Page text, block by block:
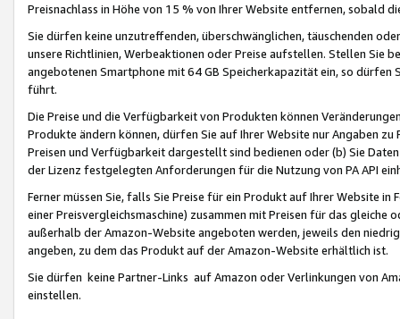
Preisnachlass in Höhe von 15 % von Ihrer Website entfernen, sobald
Sie dürfen keine unzutreffenden, überschwänglichen, täuschenden
unsere Richtlinien, Werbeaktionen oder Preise aufstellen. Stellen Sie
angebotenen Smartphone mit 64 GB Speicherkapazität ein, so dürfen
führt.
Die Preise und die Verfügbarkeit von Produkten können
Produkte ändern können, dürfen Sie auf Ihrer Website nur Angaben
Preisen und Verfügbarkeit dargestellt sind bedienen oder (b) Sie
der Lizenz festgelegten Anforderungen für die Nutzung von PA API
Ferner müssen Sie, falls Sie Preise für ein Produkt auf Ihrer Website
einer Preisvergleichsmaschine) zusammen mit Preisen für das
außerhalb der Amazon-Website angeboten werden, jeweils den
angeben, zu dem das Produkt auf der Amazon-Website erhältlich ist.
Sie dürfen keine Partner-Links auf Amazon oder Verlinkungen von
einstellen.